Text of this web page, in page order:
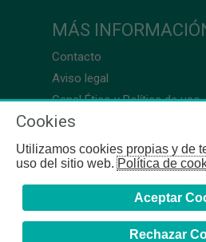
MÁS
Contacto
Aviso legal
Canal Ético y Política de uso
Cookies
Utilizamos cookies propias y de
uso del sitio web.Política de
Aceptar
Rechazar